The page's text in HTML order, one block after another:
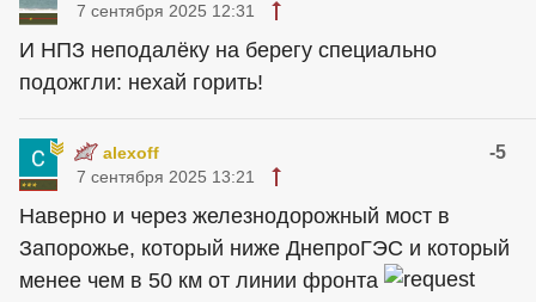
7 сентября 2025 12:31
И НПЗ неподалёку на берегу специально
подожгли: нехай горить!
alexoff -5
7 сентября 2025 13:21
Наверно и через железнодорожный мост в
Запорожье, который ниже ДнепроГЭС и который
менее чем в 50 км от линии фронта